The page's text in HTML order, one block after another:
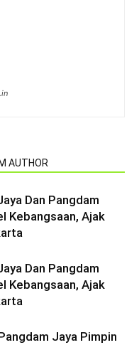
AUTHOR
Dan Pangdam
Kebangsaan, Ajak
Dan Pangdam
Kebangsaan, Ajak
Jaya Pimpin